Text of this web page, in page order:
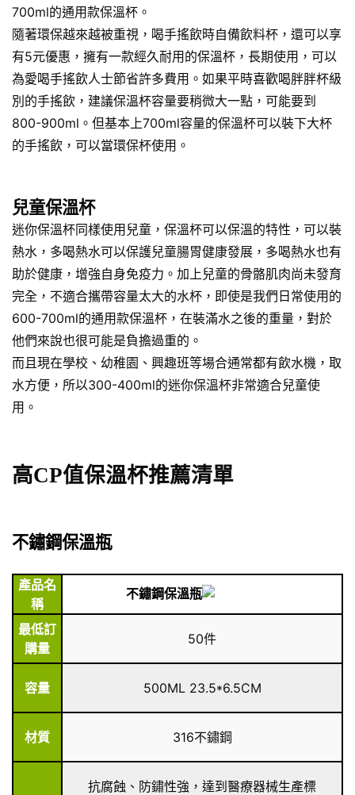
700ml的通用款保溫杯。
隨著環保越來越被重視，喝手搖飲時自備飲料杯，還可以享
有5元優惠，擁有一款經久耐用的保溫杯，長期使用，可以
為愛喝手搖飲人士節省許多費用。如果平時喜歡喝胖胖杯級
別的手搖飲，建議保溫杯容量要稍微大一點，可能要到
800-900ml。但基本上700ml容量的保溫杯可以裝下大杯
的手搖飲，可以當環保杯使用。
兒童保溫杯
迷你保溫杯同樣使用兒童，保溫杯可以保溫的特性，可以裝
熱水，多喝熱水可以保護兒童腸胃健康發展，多喝熱水也有
助於健康，增強自身免疫力。加上兒童的骨骼肌肉尚未發育
完全，不適合攜帶容量太大的水杯，即使是我們日常使用的
600-700ml的通用款保溫杯，在裝滿水之後的重量，對於
他們來說也很可能是負擔過重的。
而且現在學校、幼稚園、興趣班等場合通常都有飲水機，取
水方便，所以300-400ml的迷你保溫杯非常適合兒童使
用。
高CP值保溫杯推薦清單
不鏽鋼保溫瓶
產品名
稱
不鏽鋼保溫瓶
最低訂
購量
50件
容量 500ML 23.5*6.5CM
材質 316不鏽鋼
抗腐蝕、防鏽性強，達到醫療器械生產標